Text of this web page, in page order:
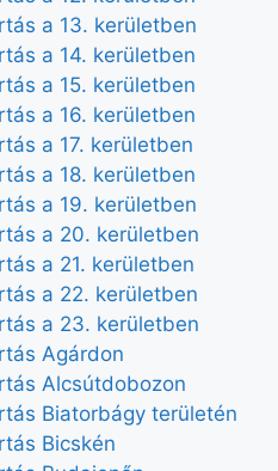
a 13. kerületben
a 14. kerületben
a 15. kerületben
a 16. kerületben
a 17. kerületben
a 18. kerületben
a 19. kerületben
a 20. kerületben
a 21. kerületben
a 22. kerületben
a 23. kerületben
Agárdon
Alcsútdobozon
Biatorbágy területén
Bicskén